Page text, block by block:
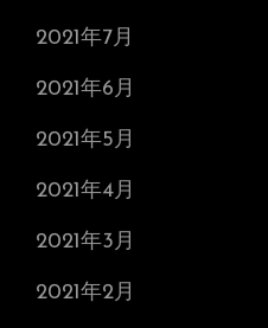
2021年7月
2021年6月
2021年5月
2021年4月
2021年3月
2021年2月